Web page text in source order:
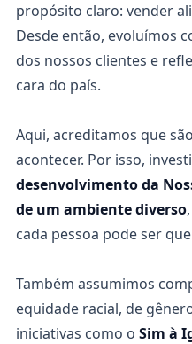
propósito claro: vender
Desde então, evoluímos
dos nossos clientes e
cara do país.
Aqui, acreditamos que
acontecer. Por isso,
desenvolvimento da
de um ambiente diverso
cada pessoa pode ser
Também assumimos
equidade racial, de
iniciativas como o Sim à